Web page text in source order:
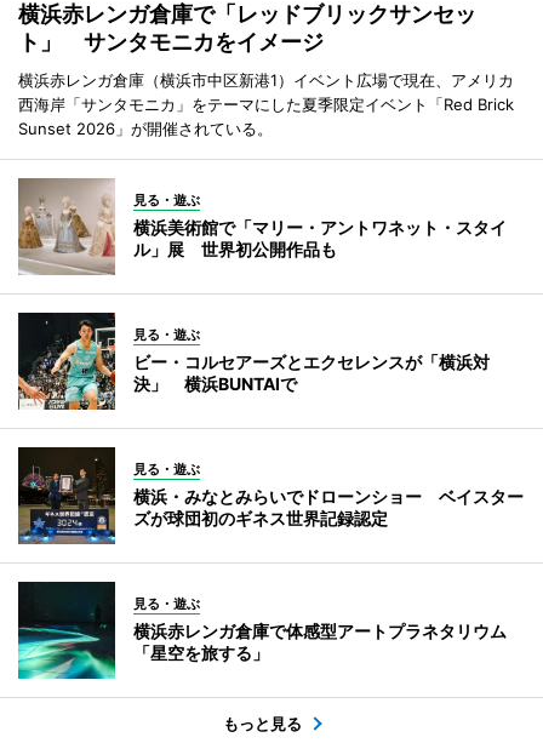
横浜赤レンガ倉庫で「レッドブリックサンセッ
ト」 サンタモニカをイメージ
横浜赤レンガ倉庫（横浜市中区新港1）イベント広場で現在、アメリカ
西海岸「サンタモニカ」をテーマにした夏季限定イベント「Red Brick
Sunset 2026」が開催されている。
見る・遊ぶ
横浜美術館で「マリー・アントワネット・スタイ
ル」展 世界初公開作品も
見る・遊ぶ
ビー・コルセアーズとエクセレンスが「横浜対
決」 横浜BUNTAIで
見る・遊ぶ
横浜・みなとみらいでドローンショー ベイスター
ズが球団初のギネス世界記録認定
見る・遊ぶ
横浜赤レンガ倉庫で体感型アートプラネタリウム
「星空を旅する」
もっと見る